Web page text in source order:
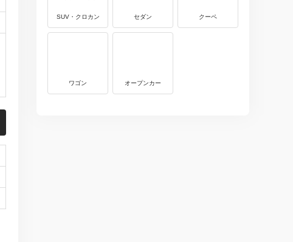
SUV・クロカン セダン クーペ
ワゴン オープンカー